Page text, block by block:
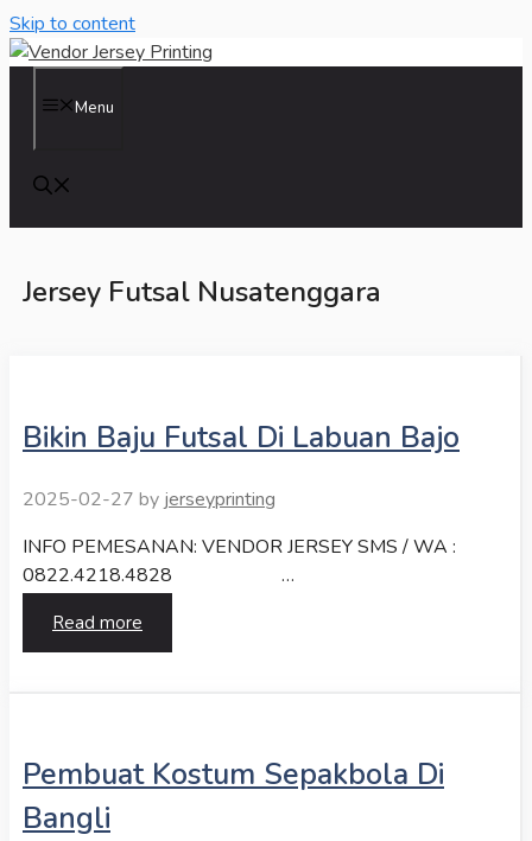
Skip to content
Menu
Jersey Futsal Nusatenggara
Bikin Baju Futsal Di Labuan Bajo
2025-02-27 by jerseyprinting
INFO PEMESANAN: VENDOR JERSEY SMS / WA :
0822.4218.4828 …
Read more
Pembuat Kostum Sepakbola Di
Bangli